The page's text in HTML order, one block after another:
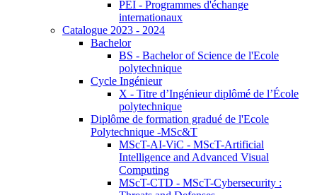
PEI - Programmes d'échange
internationaux
Catalogue 2023 - 2024
Bachelor
BS - Bachelor of Science de l'Ecole
polytechnique
Cycle Ingénieur
X - Titre d’Ingénieur diplômé de l’École
polytechnique
Diplôme de formation gradué de l'Ecole
Polytechnique -MSc&T
MScT-AI-ViC - MScT-Artificial
Intelligence and Advanced Visual
Computing
MScT-CTD - MScT-Cybersecurity :